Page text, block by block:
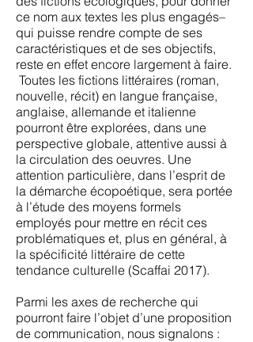
ce nom aux textes les plus engagés–
qui puisse rendre compte de ses
caractéristiques et de ses objectifs,
reste en effet encore largement à faire.
Toutes les fictions littéraires (roman,
nouvelle, récit) en langue française,
anglaise, allemande et italienne
pourront être explorées, dans une
perspective globale, attentive aussi à
la circulation des oeuvres. Une
attention particulière, dans l’esprit de
la démarche écopoétique, sera portée
à l’étude des moyens formels
employés pour mettre en récit ces
problématiques et, plus en général, à
la spécificité littéraire de cette
tendance culturelle (Scaffai 2017).
Parmi les axes de recherche qui
pourront faire l’objet d’une proposition
de communication, nous signalons :